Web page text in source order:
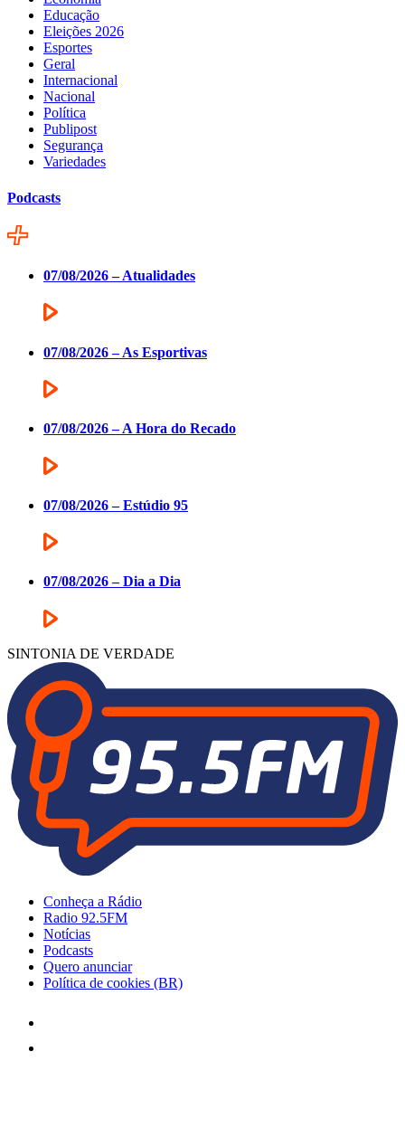
Educação
Eleições 2026
Esportes
Geral
Internacional
Nacional
Política
Publipost
Segurança
Variedades
Podcasts
07/08/2026 – Atualidades
07/08/2026 – As Esportivas
07/08/2026 – A Hora do Recado
07/08/2026 – Estúdio 95
07/08/2026 – Dia a Dia
SINTONIA DE VERDADE
Conheça a Rádio
Radio 92.5FM
Notícias
Podcasts
Quero anunciar
Política de cookies (BR)